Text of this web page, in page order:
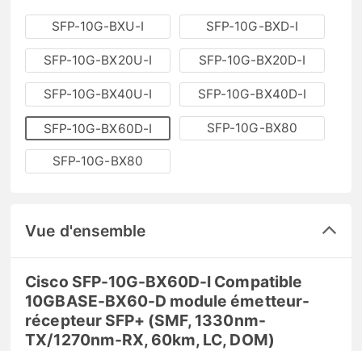
SFP-10G-BXU-I SFP-10G-BXD-I
SFP-10G-BX20U-I SFP-10G-BX20D-I
SFP-10G-BX40U-I SFP-10G-BX40D-I
SFP-10G-BX60D-I SFP-10G-BX80
SFP-10G-BX80
Vue d'ensemble
Cisco SFP-10G-BX60D-I Compatible
10GBASE-BX60-D module émetteur-
récepteur SFP+ (SMF, 1330nm-
TX/1270nm-RX, 60km, LC, DOM)